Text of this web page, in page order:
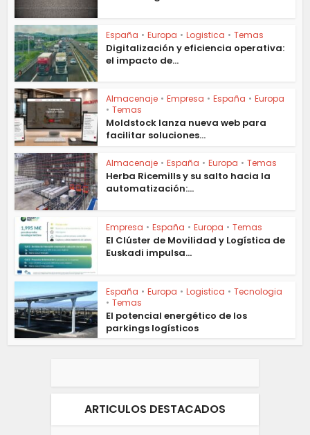
España • Europa • Logistica • Temas
Digitalización y eficiencia operativa:
el impacto de...
Almacenaje • Empresa • España • Europa
• Temas
Moldstock lanza nueva web para
facilitar soluciones...
Almacenaje • España • Europa • Temas
Herba Ricemills y su salto hacia la
automatización:...
Empresa • España • Europa • Temas
El Clúster de Movilidad y Logística de
Euskadi impulsa...
España • Europa • Logistica • Tecnologia
• Temas
El potencial energético de los
parkings logísticos
ARTICULOS DESTACADOS